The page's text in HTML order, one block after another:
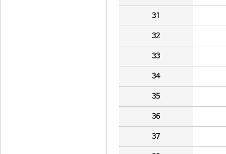
31
32
33
34
35
36
37